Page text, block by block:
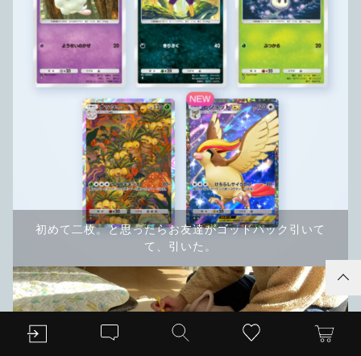
初めて二枚。と思ったらお友達がゴッドパック引いて
て、引いた。